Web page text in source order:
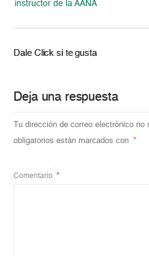
instructor de la AANA
Dale Click si te gusta
Deja una respuesta
Tu dirección de correo electrónico no
obligatorios están marcados con *
Comentario *